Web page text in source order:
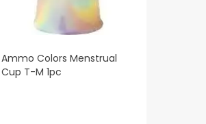
Ammo Colors Menstrual
Cup T-M 1pc